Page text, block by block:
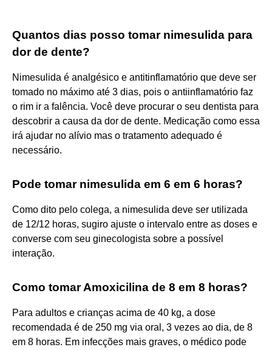
Quantos dias posso tomar nimesulida para
dor de dente?
Nimesulida é analgésico e antitinflamatório que deve ser
tomado no máximo até 3 dias, pois o antiinflamatório faz
o rim ir a falência. Você deve procurar o seu dentista para
descobrir a causa da dor de dente. Medicação como essa
irá ajudar no alívio mas o tratamento adequado é
necessário.
Pode tomar nimesulida em 6 em 6 horas?
Como dito pelo colega, a nimesulida deve ser utilizada
de 12/12 horas, sugiro ajuste o intervalo entre as doses e
converse com seu ginecologista sobre a possível
interação.
Como tomar Amoxicilina de 8 em 8 horas?
Para adultos e crianças acima de 40 kg, a dose
recomendada é de 250 mg via oral, 3 vezes ao dia, de 8
em 8 horas. Em infecções mais graves, o médico pode